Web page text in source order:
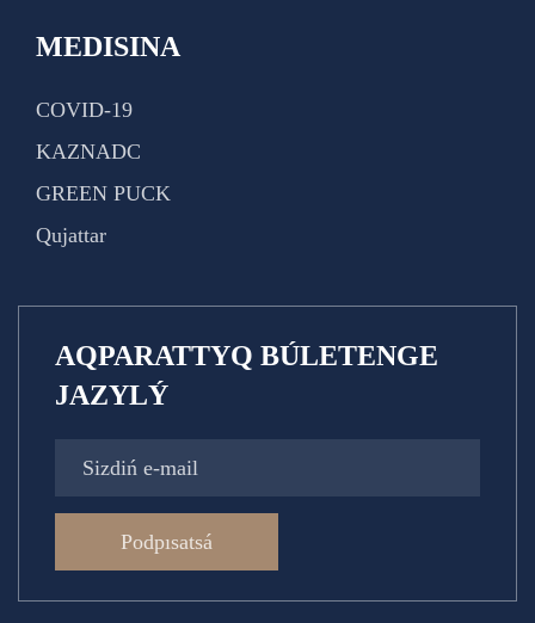
MEDISINA
COVID-19
KAZNADC
GREEN PUCK
Qujattar
AQPARATTYQ BÚLETENGE
JAZYLÝ
Podpısatsá